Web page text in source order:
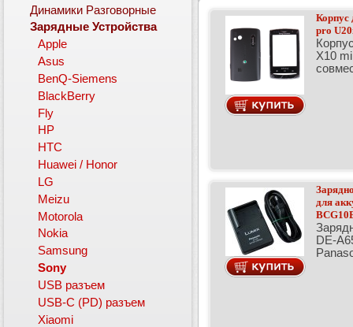
Корпус
pro
X10
для
DE-
Динамики Разговорные
Зарядные Устройства
Apple
Asus
BenQ-Siemens
BlackBerry
Fly
HP
HTC
Huawei / Honor
LG
Meizu
Motorola
Nokia
Samsung
Sony
USB разъем
USB-C (PD) разъем
Xiaomi